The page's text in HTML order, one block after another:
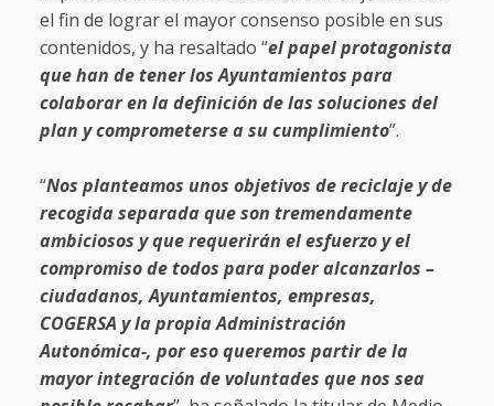
el fin de lograr el mayor consenso posible en sus
contenidos, y ha resaltado “el papel protagonista
que han de tener los Ayuntamientos para
colaborar en la definición de las soluciones del
plan y comprometerse a su cumplimiento”.
“Nos planteamos unos objetivos de reciclaje y de
recogida separada que son tremendamente
ambiciosos y que requerirán el esfuerzo y el
compromiso de todos para poder alcanzarlos –
ciudadanos, Ayuntamientos, empresas,
COGERSA y la propia Administración
Autonómica-, por eso queremos partir de la
mayor integración de voluntades que nos sea